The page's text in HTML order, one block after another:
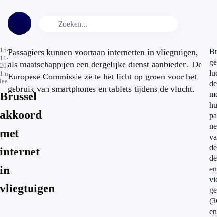
15-
11-
2013
1 min.
leestijd
Brussel
akkoord
met
internet
in
vliegtuigen
Passagiers kunnen voortaan internetten in vliegtuigen,
als maatschappijen een dergelijke dienst aanbieden. De
Europese Commissie zette het licht op groen voor het
gebruik van smartphones en tablets tijdens de vlucht.
de
de
en
en